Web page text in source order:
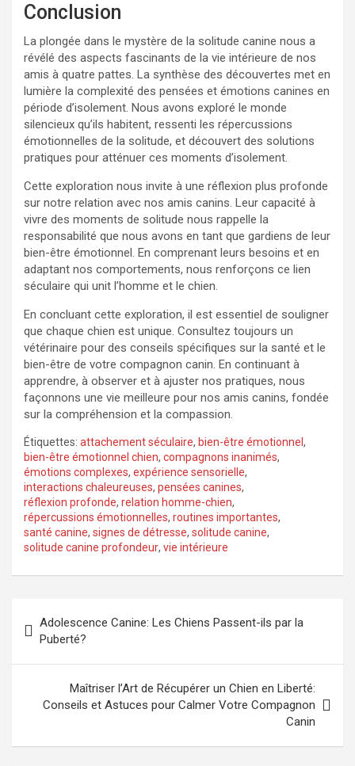
Conclusion
La plongée dans le mystère de la solitude canine nous a
révélé des aspects fascinants de la vie intérieure de nos
amis à quatre pattes. La synthèse des découvertes met en
lumière la complexité des pensées et émotions canines en
période d’isolement. Nous avons exploré le monde
silencieux qu’ils habitent, ressenti les répercussions
émotionnelles de la solitude, et découvert des solutions
pratiques pour atténuer ces moments d’isolement.
Cette exploration nous invite à une réflexion plus profonde
sur notre relation avec nos amis canins. Leur capacité à
vivre des moments de solitude nous rappelle la
responsabilité que nous avons en tant que gardiens de leur
bien-être émotionnel. En comprenant leurs besoins et en
adaptant nos comportements, nous renforçons ce lien
séculaire qui unit l’homme et le chien.
En concluant cette exploration, il est essentiel de souligner
que chaque chien est unique. Consultez toujours un
vétérinaire pour des conseils spécifiques sur la santé et le
bien-être de votre compagnon canin. En continuant à
apprendre, à observer et à ajuster nos pratiques, nous
façonnons une vie meilleure pour nos amis canins, fondée
sur la compréhension et la compassion.
Étiquettes: attachement séculaire, bien-être émotionnel ,
bien-être émotionnel chien, compagnons inanimés,
émotions complexes, expérience sensorielle,
interactions chaleureuses, pensées canines,
réflexion profonde, relation homme-chien,
répercussions émotionnelles, routines importantes,
santé canine, signes de détresse, solitude canine,
solitude canine profondeur, vie intérieure
de
l’article
Adolescence Canine: Les Chiens Passent-ils par la
Puberté?
Maîtriser l’Art de Récupérer un Chien en Liberté:
Conseils et Astuces pour Calmer Votre Compagnon
Canin